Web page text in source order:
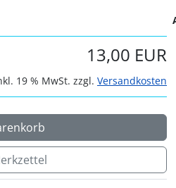
13,00 EUR
19 % MwSt. zzgl. Versandkosten